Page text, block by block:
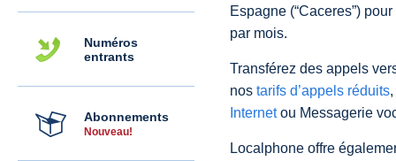
Numéros
entrants
Abonnements
Nouveau!
Espagne (“Caceres”)
par mois.
Transférez des appels
nos tarifs d’appels réduits
Internetou Messagerie
Localphone offre